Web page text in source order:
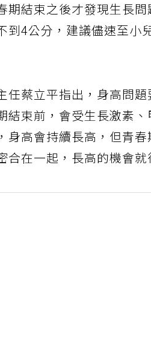
期結束之後才發現生長
到4公分，建議儘速至小
任蔡立平指出，身高問
結束前，會受生長激素
身高會持續長高，但青
合在一起，長高的機會就